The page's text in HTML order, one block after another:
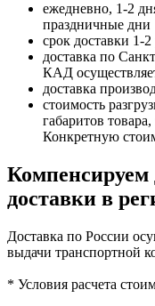
ежедневно, 1-2
праздничные дни
срок доставки 1-
доставка по
КАД
доставка
стоимость
габаритов
Конкретную
Компенсируем
доставки в
Доставка по России
выдачи транспортной
* Условия расчета